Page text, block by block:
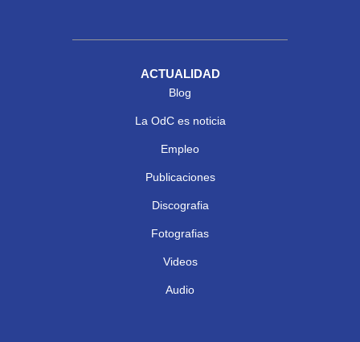
ACTUALIDAD
Blog
La OdC es noticia
Empleo
Publicaciones
Discografia
Fotografias
Videos
Audio